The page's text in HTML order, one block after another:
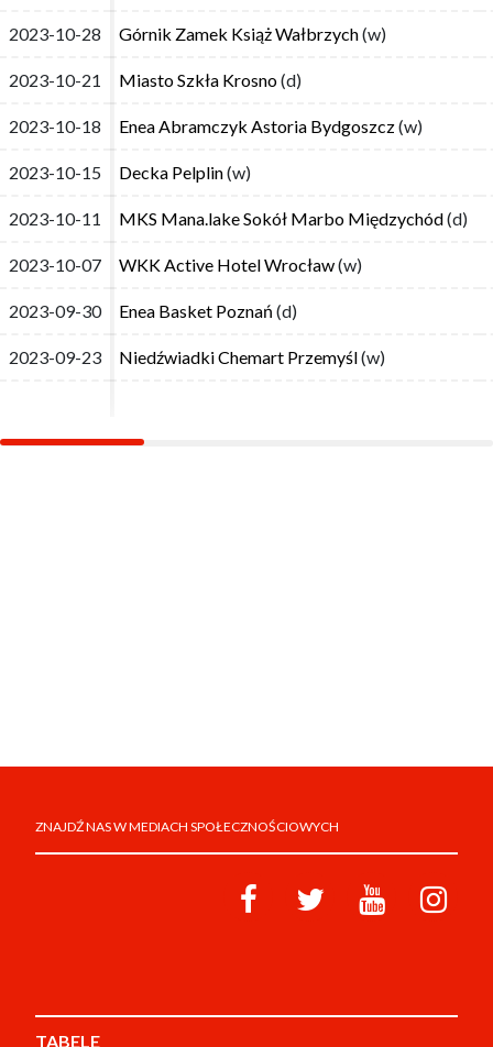
2023-10-28 Górnik Zamek Książ Wałbrzych(w)
2023-10-21 Miasto Szkła Krosno(d)
2023-10-18 Enea Abramczyk Astoria Bydgoszcz(w)
2023-10-15 Decka Pelplin(w)
2023-10-11 MKS Mana.lake Sokół Marbo Międzychód(d)
2023-10-07 WKK Active Hotel Wrocław(w)
2023-09-30 Enea Basket Poznań (d)
2023-09-23 Niedźwiadki Chemart Przemyśl(w)
2023-10-28 Górnik Zamek Książ Wałbrzych(w)
2023-10-21 Miasto Szkła Krosno(d)
2023-10-18 Enea Abramczyk Astoria Bydgoszcz(w)
2023-10-15 Decka Pelplin(w)
2023-10-11 MKS Mana.lake Sokół Marbo Międzychód(d)
2023-10-07 WKK Active Hotel Wrocław(w)
2023-09-30 Enea Basket Poznań (d)
2023-09-23 Niedźwiadki Chemart Przemyśl(w)
ZNAJDŹ NAS W MEDIACH SPOŁECZNOŚCIOWYCH
TABELE